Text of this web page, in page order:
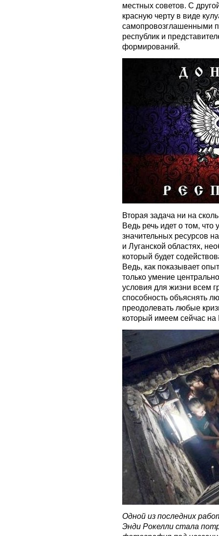
местных советов. С
красную черту в виде
самопровозглашенными
республик и
формирований.
Вторая задача ни на
Ведь речь идет о том, что
значительных ресурсов
и Луганской областях,
который будет
Ведь, как показывает
только умение
условия для жизни всем
способность объяснять
преодолевать любые
который имеем сейчас на
Одной из последних
Энди Рокелли стала